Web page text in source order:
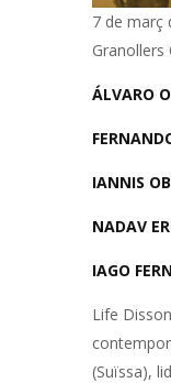
7 de març
ÁLVARO
IANNIS
NADAV
IAGO
Life
(Suïssa),